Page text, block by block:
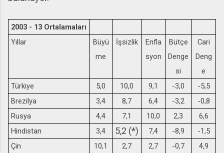
2003 - 13 Ortalamaları
Yıllar
Büyü
me
İşsizlik
Enfla
syon
Bütçe
Denge
si
Cari
Deng
e
Türkiye
5,0 10,0 9,1 -3,0
-5,5
Brezilya
3,4 8,7 6,4 -3,2
-0,8
Rusya
4,4 7,1 10,0 2,3
6,6
Hindistan
3,4 5,2 (*) 7,4 -8,9
-1,5
Çin
10,1 2,7 2,7 -0,7
4,9